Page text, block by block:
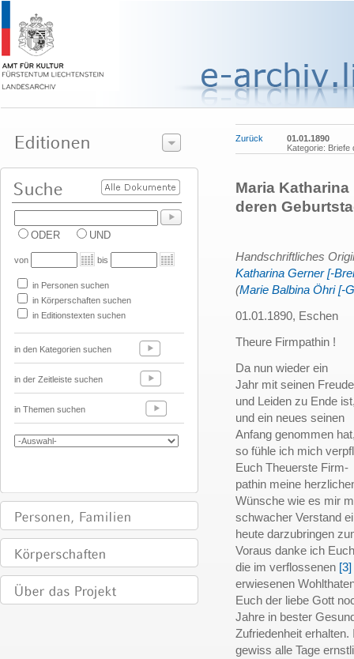
ODER UND
von bis
in Personen suchen
in Körperschaften suchen
in Editionstexten suchen
in den Kategorien suchen
in der Zeitleiste suchen
in Themen suchen
Zurück
01.01.1890
Kategorie: Briefe
Maria
deren
Handschriftliches
Katharina Gerner [-
(Marie Balbina Öhri [-
01.01.1890, Eschen
Theure Firmpathin !
Da nun wieder ein
Jahr mit seinen
und Leiden zu Ende
und ein neues seinen
Anfang genommen
so fühle ich mich
Euch Theuerste Firm-
pathin meine
Wünsche wie es mir
schwacher Verstand
heute darzubringen
Voraus danke ich
die im verflossenen [3]
erwiesenen
Euch der liebe Gott
Jahre in bester
Zufriedenheit erhalten.
gewiss alle Tage